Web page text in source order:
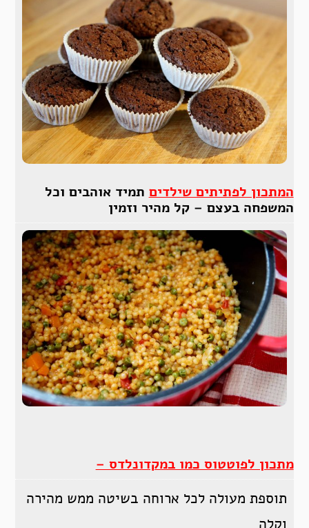
המתכון לפתיתים שילדים תמיד אוהבים וכל
המשפחה בעצם – קל מהיר וזמין
מתכון לפוטטוס כמו במקדונלדס –
תוספת מעולה לכל ארוחה בשיטה ממש מהירה
וקלה